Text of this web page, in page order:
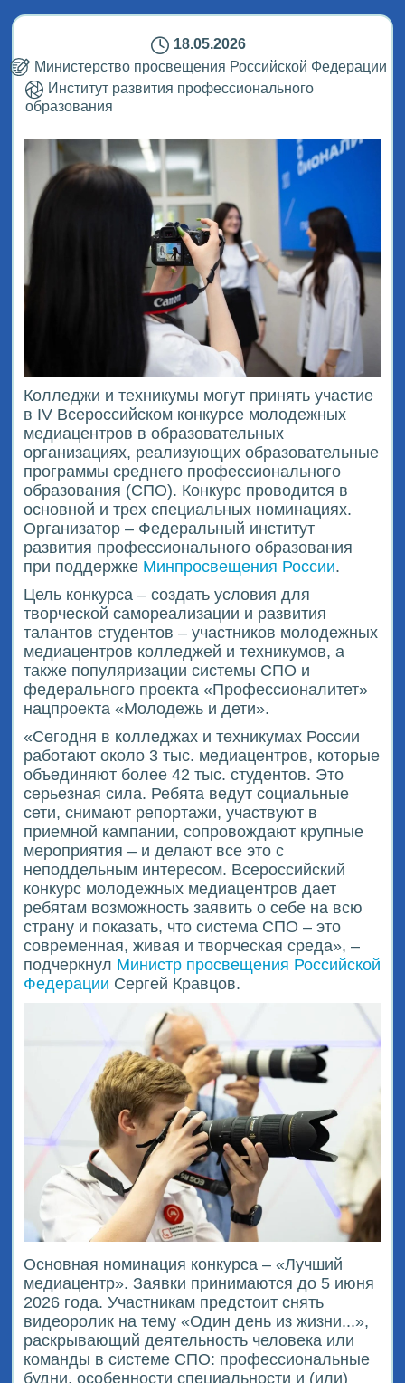
18.05.2026
Министерство просвещения Российской Федерации
Институт развития профессионального
образования
Колледжи и техникумы могут принять участие
в IV Всероссийском конкурсе молодежных
медиацентров в образовательных
организациях, реализующих образовательные
программы среднего профессионального
образования (СПО). Конкурс проводится в
основной и трех специальных номинациях.
Организатор – Федеральный институт
развития профессионального образования
при поддержке Минпросвещения России.
Цель конкурса – создать условия для
творческой самореализации и развития
талантов студентов – участников молодежных
медиацентров колледжей и техникумов, а
также популяризации системы СПО и
федерального проекта «Профессионалитет»
нацпроекта «Молодежь и дети».
«Сегодня в колледжах и техникумах России
работают около 3 тыс. медиацентров, которые
объединяют более 42 тыс. студентов. Это
серьезная сила. Ребята ведут социальные
сети, снимают репортажи, участвуют в
приемной кампании, сопровождают крупные
мероприятия – и делают все это с
неподдельным интересом. Всероссийский
конкурс молодежных медиацентров дает
ребятам возможность заявить о себе на всю
страну и показать, что система СПО – это
современная, живая и творческая среда», –
подчеркнул Министр просвещения Российской
Федерации Сергей Кравцов.
Основная номинация конкурса – «Лучший
медиацентр». Заявки принимаются до 5 июня
2026 года. Участникам предстоит снять
видеоролик на тему «Один день из жизни...»,
раскрывающий деятельность человека или
команды в системе СПО: профессиональные
будни, особенности специальности и (или)